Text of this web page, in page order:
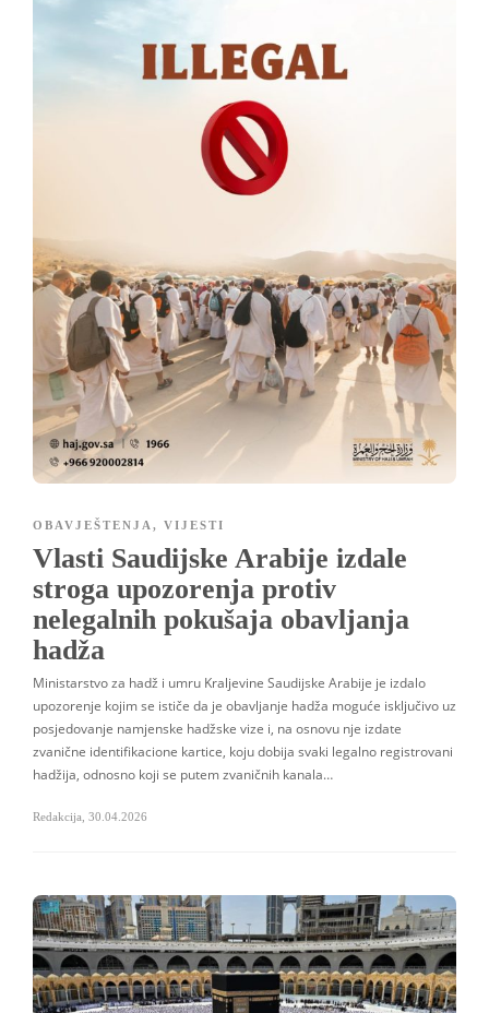
OBAVJEŠTENJA , VIJESTI
Vlasti Saudijske Arabije izdale
stroga upozorenja protiv
nelegalnih pokušaja obavljanja
hadža
Ministarstvo za hadž i umru Kraljevine Saudijske Arabije je izdalo
upozorenje kojim se ističe da je obavljanje hadža moguće isključivo uz
posjedovanje namjenske hadžske vize i, na osnovu nje izdate
zvanične identifikacione kartice, koju dobija svaki legalno registrovani
hadžija, odnosno koji se putem zvaničnih kanala…
Redakcija 30.04.2026